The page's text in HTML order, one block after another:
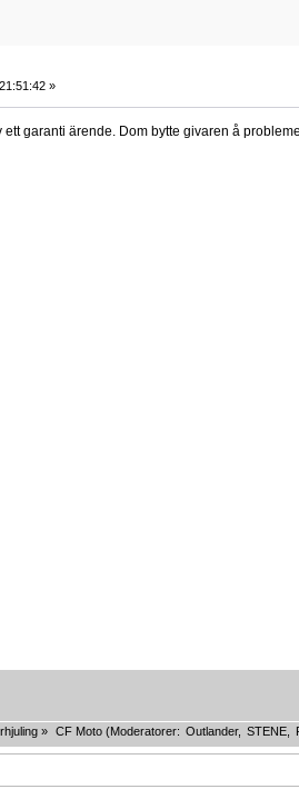
»
garanti ärende. Dom bytte givaren å
» CF Moto(Moderatorer: Outlander, STENE,